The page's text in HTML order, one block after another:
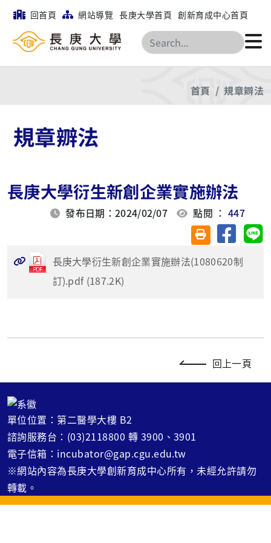
回首頁 網站導覽 長庚大學首頁 創新育成中心首頁
搜尋
首頁 規章辧法
規章辧法
長庚大學衍生新創企業實施辦法
發布日期：2024/02/07 點閱 ：447
友善列印(另開視
分享至
長庚大學衍生新創企業實施辦法(1080620制
訂).pdf (187.2K)
回上一頁
單位位置：第二醫學大樓 B2
諮詢服務台：(03)2118800 轉 3900、3901
電子信箱：incubator@gap.cgu.edu.tw
※網站內容為長庚大學創新育成中心所有，未經允許請勿
轉載。